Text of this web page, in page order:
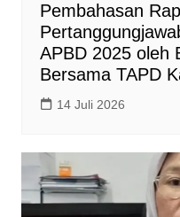
Pembahasan
APBD 2025 oleh
Bersama TAPD
14 Juli 2026